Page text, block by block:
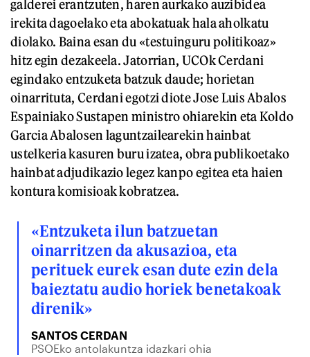
galderei erantzuten, haren aurkako auzibidea
irekita dagoelako eta abokatuak hala aholkatu
diolako. Baina esan du «testuinguru politikoaz»
hitz egin dezakeela. Jatorrian, UCOk Cerdani
egindako entzuketa batzuk daude; horietan
oinarrituta, Cerdani egotzi diote Jose Luis Abalos
Espainiako Sustapen ministro ohiarekin eta Koldo
Garcia Abalosen laguntzailearekin hainbat
ustelkeria kasuren buru izatea, obra publikoetako
hainbat adjudikazio legez kanpo egitea eta haien
kontura komisioak kobratzea.
«Entzuketa ilun batzuetan
oinarritzen da akusazioa, eta
perituek eurek esan dute ezin dela
baieztatu audio horiek benetakoak
direnik»
SANTOS CERDAN
PSOEko antolakuntza idazkari ohia